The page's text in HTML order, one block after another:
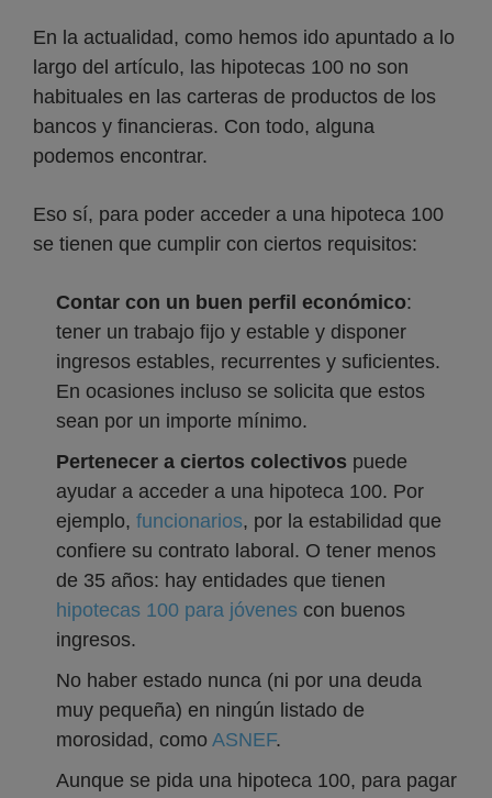
En la actualidad, como hemos ido apuntado a lo
largo del artículo, las hipotecas 100 no son
habituales en las carteras de productos de los
bancos y financieras. Con todo, alguna
podemos encontrar.
Eso sí, para poder acceder a una hipoteca 100
se tienen que cumplir con ciertos requisitos:
Contar con un buen perfil económico:
tener un trabajo fijo y estable y disponer
ingresos estables, recurrentes y suficientes.
En ocasiones incluso se solicita que estos
sean por un importe mínimo.
Pertenecer a ciertos colectivos puede
ayudar a acceder a una hipoteca 100. Por
ejemplo, funcionarios, por la estabilidad que
confiere su contrato laboral. O tener menos
de 35 años: hay entidades que tienen
hipotecas 100 para jóvenes con buenos
ingresos.
No haber estado nunca (ni por una deuda
muy pequeña) en ningún listado de
morosidad, como ASNEF.
Aunque se pida una hipoteca 100, para pagar